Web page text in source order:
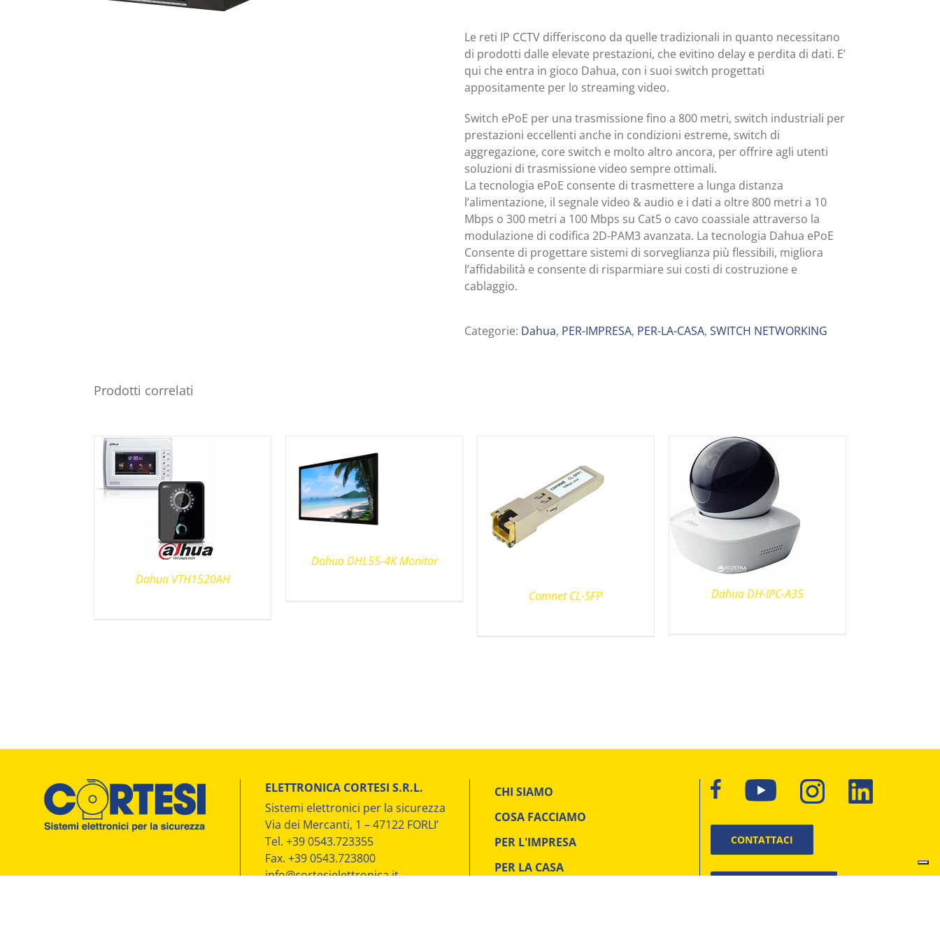
Le reti IP CCTV differiscono da quelle tradizionali in quanto necessitano
di prodotti dalle elevate prestazioni, che evitino delay e perdita di dati. E’
qui che entra in gioco Dahua, con i suoi switch progettati
appositamente per lo streaming video.
Switch ePoE per una trasmissione fino a 800 metri, switch industriali per
prestazioni eccellenti anche in condizioni estreme, switch di
aggregazione, core switch e molto altro ancora, per offrire agli utenti
soluzioni di trasmissione video sempre ottimali.
La tecnologia ePoE consente di trasmettere a lunga distanza
l’alimentazione, il segnale video & audio e i dati a oltre 800 metri a 10
Mbps o 300 metri a 100 Mbps su Cat5 o cavo coassiale attraverso la
modulazione di codifica 2D-PAM3 avanzata. La tecnologia Dahua ePoE
Consente di progettare sistemi di sorveglianza più flessibili, migliora
l’affidabilità e consente di risparmiare sui costi di costruzione e
cablaggio.
Categorie: Dahua, PER-IMPRESA, PER-LA-CASA,SWITCH NETWORKING
Prodotti correlati
Dahua VTH1520AH
Dahua DHL55-4K Monitor
Comnet CL-SFP Dahua DH-IPC-A35
ELETTRONICA CORTESI S.R.L.
Sistemi elettronici per la sicurezza
Via dei Mercanti, 1 – 47122 FORLI’
Tel. +39 0543.723355
Fax. +39 0543.723800
info@cortesielettronica.it
CHI SIAMO
COSA FACCIAMO
PER L'IMPRESA
PER LA CASA
CONTATTACI